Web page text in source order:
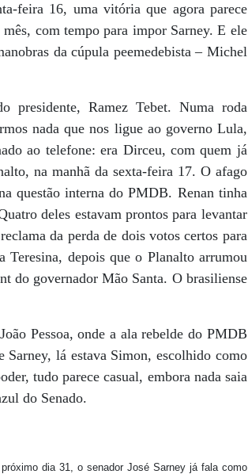
feira 16, uma vitória que agora parece
com tempo para impor Sarney. E ele
da cúpula peemedebista – Michel
presidente, Ramez Tebet. Numa roda
nada que nos ligue ao governo Lula,
ao telefone: era Dirceu, com quem já
na manhã da sexta-feira 17. O afago
questão interna do PMDB. Renan tinha
deles estavam prontos para levantar
da perda de dois votos certos para
Teresina, depois que o Planalto arrumou
do governador Mão Santa. O brasiliense
Pessoa, onde a ala rebelde do PMDB
lá estava Simon, escolhido como
tudo parece casual, embora nada saia
do Senado.
dia 31, o senador José Sarney já fala como